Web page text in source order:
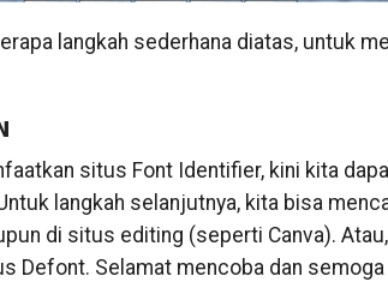
langkah sederhana diatas, untuk
situs Font Identifier, kini kita
langkah selanjutnya, kita bisa
di situs editing (seperti Canva).
Defont. Selamat mencoba dan